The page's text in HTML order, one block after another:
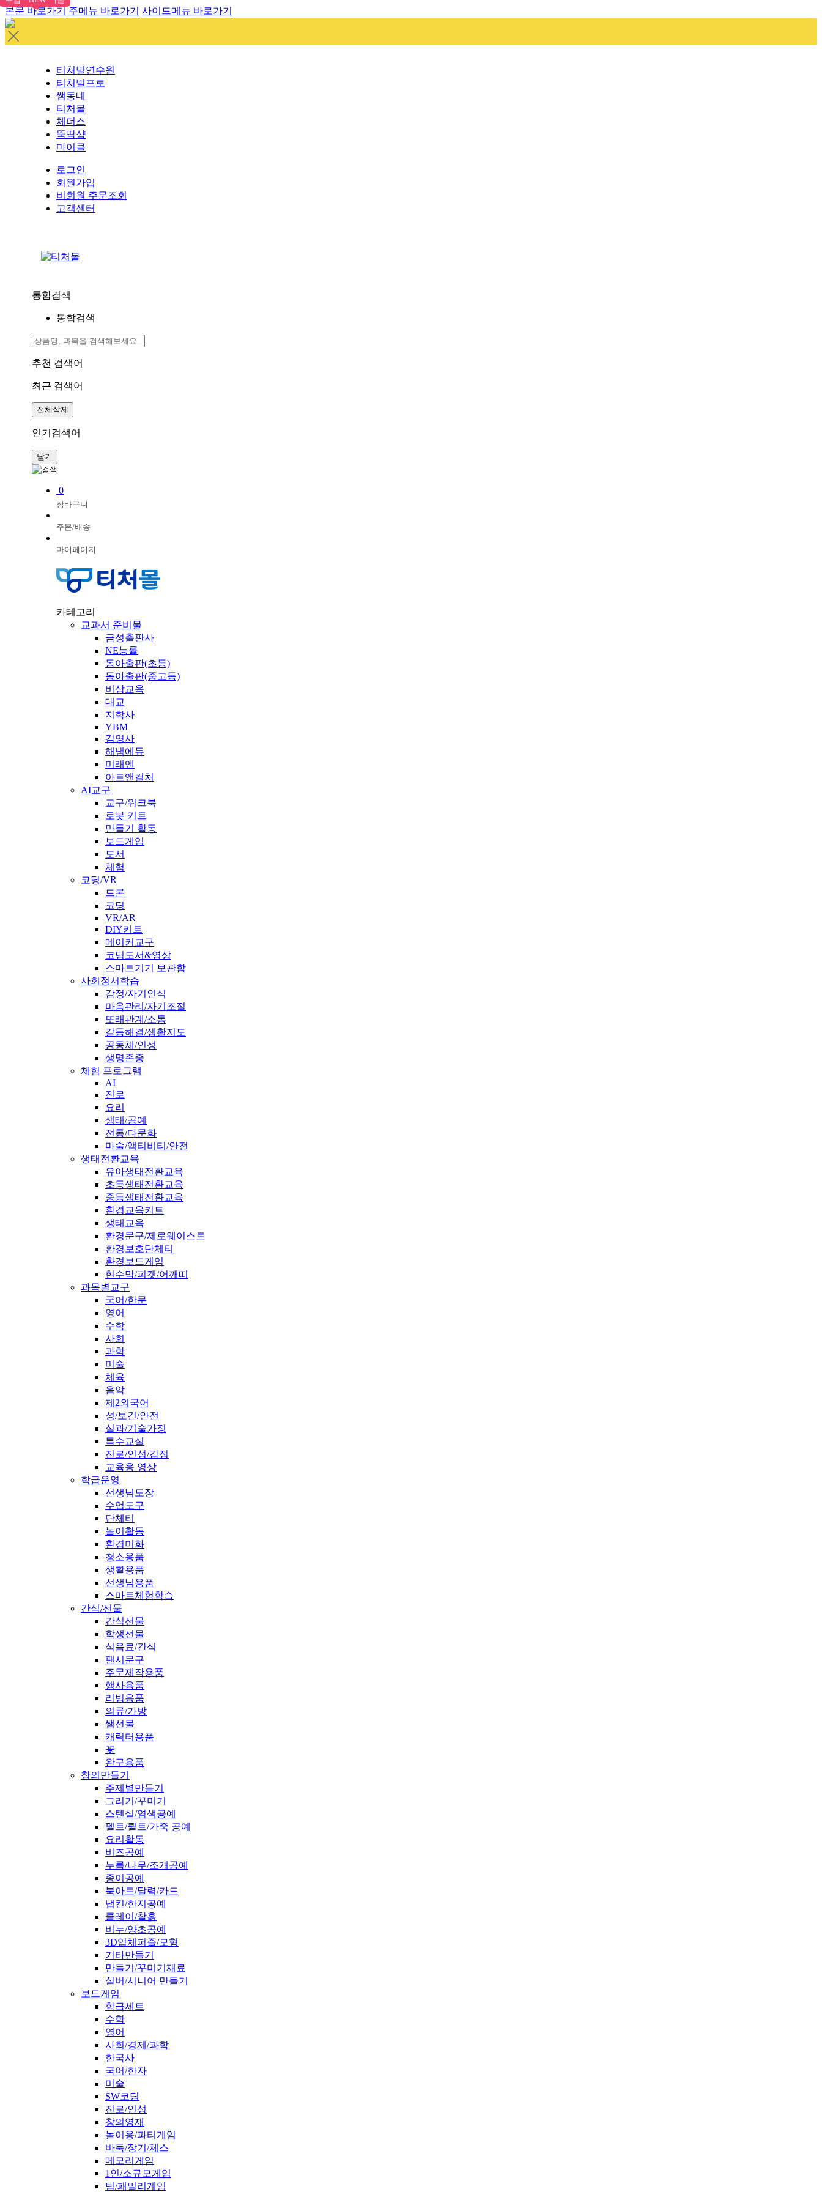
본문 바로가기 주메뉴 바로가기 사이드메뉴 바로가기
티처빌연수원
티처빌프로
쌤동네
티처몰
체더스
뚝딱샵
마이클
로그인
회원가입
비회원 주문조회
고객센터
통합검색
통합검색
추천 검색어
최근 검색어
전체삭제
인기검색어
닫기
0
장바구니
주문/배송
마이페이지
카테고리
교과서 준비물
금성출판사
NE능률
동아출판(초등)
동아출판(중고등)
비상교육
대교
지학사
YBM
김영사
해냄에듀
미래엔
아트앤컬처
AI교구
교구/워크북
로봇 키트
만들기 활동
보드게임
도서
체험
코딩/VR
드론
코딩
VR/AR
DIY키트
메이커교구
코딩도서&영상
스마트기기 보관함
사회정서학습
감정/자기인식
마음관리/자기조절
또래관계/소통
갈등해결/생활지도
공동체/인성
생명존중
체험 프로그램
AI
진로
요리
생태/공예
전통/다문화
마술/액티비티/안전
생태전환교육
유아생태전환교육
초등생태전환교육
중등생태전환교육
환경교육키트
생태교육
환경문구/제로웨이스트
환경보호단체티
환경보드게임
현수막/피켓/어깨띠
과목별교구
국어/한문
영어
수학
사회
과학
미술
체육
음악
제2외국어
성/보건/안전
실과/기술가정
특수교실
진로/인성/감정
교육용 영상
학급운영
선생님도장
수업도구
단체티
놀이활동
환경미화
청소용품
생활용품
선생님용품
스마트체험학습
간식/선물
간식선물
학생선물
식음료/간식
팬시문구
주문제작용품
행사용품
리빙용품
의류/가방
쌤선물
캐릭터용품
꽃
완구용품
창의만들기
주제별만들기
그리기/꾸미기
스텐실/염색공예
펠트/퀼트/가죽 공예
요리활동
비즈공예
누름/나무/조개공예
종이공예
북아트/달력/카드
냅킨/한지공예
클레이/찰흙
비누/양초공예
3D입체퍼즐/모형
기타만들기
만들기/꾸미기재료
실버/시니어 만들기
보드게임
학급세트
수학
영어
사회/경제/과학
한국사
국어/한자
미술
SW코딩
진로/인성
창의영재
놀이용/파티게임
바둑/장기/체스
메모리게임
1인/소규모게임
팀/패밀리게임